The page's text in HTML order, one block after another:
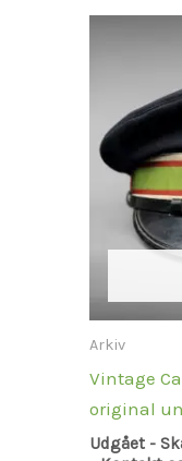
Arkiv
Vintage
original
Udgået -